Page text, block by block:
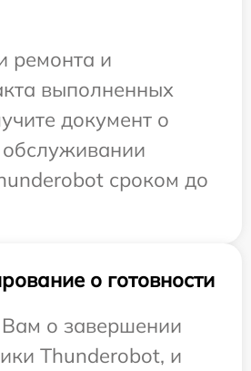
ремонта и
выполненных
документ о
сроком до
о готовности
о завершении
Thunderobot, и